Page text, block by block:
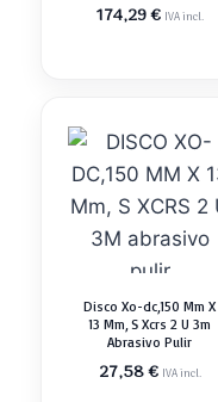
174,29€ IVA incl.
Disco Xo-dc,150 Mm X
13 Mm, S Xcrs 2 U 3m
Abrasivo Pulir
27,58€ IVA incl.